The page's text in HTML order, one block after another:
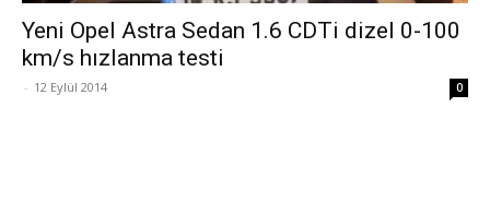
Yeni Opel Astra Sedan 1.6 CDTi dizel 0-100
km/s hızlanma testi
- 12 Eylül 2014 0